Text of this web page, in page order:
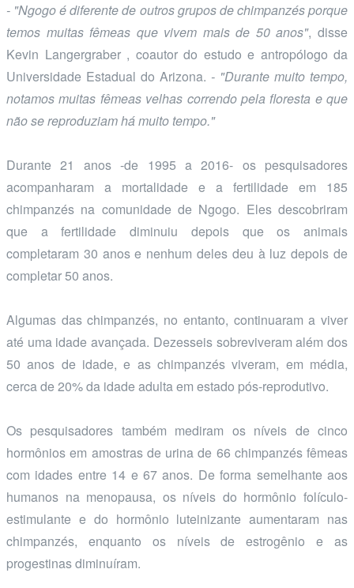
- "Ngogo é diferente de outros grupos de chimpanzés porque
temos muitas fêmeas que vivem mais de 50 anos", disse
Kevin Langergraber , coautor do estudo e antropólogo da
Universidade Estadual do Arizona. - "Durante muito tempo,
notamos muitas fêmeas velhas correndo pela floresta e que
não se reproduziam há muito tempo."
Durante 21 anos -de 1995 a 2016- os pesquisadores
acompanharam a mortalidade e a fertilidade em 185
chimpanzés na comunidade de Ngogo. Eles descobriram
que a fertilidade diminuiu depois que os animais
completaram 30 anos e nenhum deles deu à luz depois de
completar 50 anos.
Algumas das chimpanzés, no entanto, continuaram a viver
até uma idade avançada. Dezesseis sobreviveram além dos
50 anos de idade, e as chimpanzés viveram, em média,
cerca de 20% da idade adulta em estado pós-reprodutivo.
Os pesquisadores também mediram os níveis de cinco
hormônios em amostras de urina de 66 chimpanzés fêmeas
com idades entre 14 e 67 anos. De forma semelhante aos
humanos na menopausa, os níveis do hormônio folículo-
estimulante e do hormônio luteinizante aumentaram nas
chimpanzés, enquanto os níveis de estrogênio e as
progestinas diminuíram.